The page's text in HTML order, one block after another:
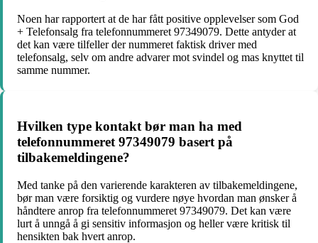
Noen har rapportert at de har fått positive opplevelser som God
+ Telefonsalg fra telefonnummeret 97349079. Dette antyder at
det kan være tilfeller der nummeret faktisk driver med
telefonsalg, selv om andre advarer mot svindel og mas knyttet til
samme nummer.
Hvilken type kontakt bør man ha med
telefonnummeret 97349079 basert på
tilbakemeldingene?
Med tanke på den varierende karakteren av tilbakemeldingene,
bør man være forsiktig og vurdere nøye hvordan man ønsker å
håndtere anrop fra telefonnummeret 97349079. Det kan være
lurt å unngå å gi sensitiv informasjon og heller være kritisk til
hensikten bak hvert anrop.